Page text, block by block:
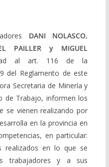
DANI NOLASCO,
PAILLER y MIGUEL
al art. 116 de la
del Reglamento de este
Secretaria de Minería y
de Trabajo, informen los
se vienen realizando por
en la provincia en
en particular:
realizados en lo que se
trabajadores y a sus